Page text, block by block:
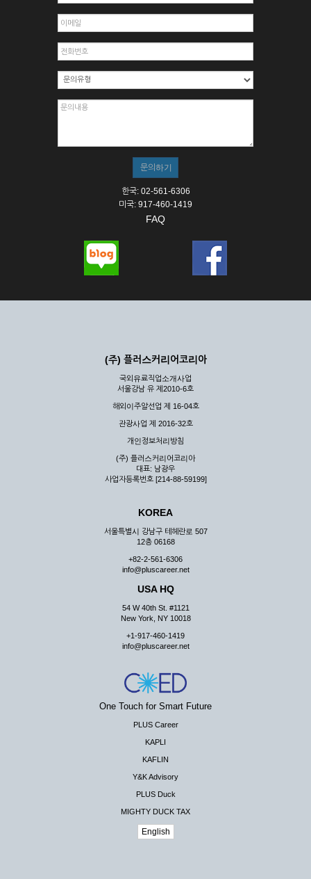
한국: 02-561-6306
미국: 917-460-1419
FAQ
(주) 플러스커리어코리아
국외유료직업소개사업
서울강남 유 제2010-6호
해외이주알선업 제 16-04호
관광사업 제 2016-32호
개인정보처리방침
(주) 플러스커리어코리아
대표: 남광우
사업자등록번호 [214-88-59199]
KOREA
서울특별시 강남구 테헤란로 507
12층 06168
+82-2-561-6306
info@pluscareer.net
USA HQ
54 W 40th St. #1121
New York, NY 10018
+1-917-460-1419
info@pluscareer.net
One Touch for Smart Future
PLUS Career
KAPLI
KAFLIN
Y&K Advisory
PLUS Duck
MIGHTY DUCK TAX
English